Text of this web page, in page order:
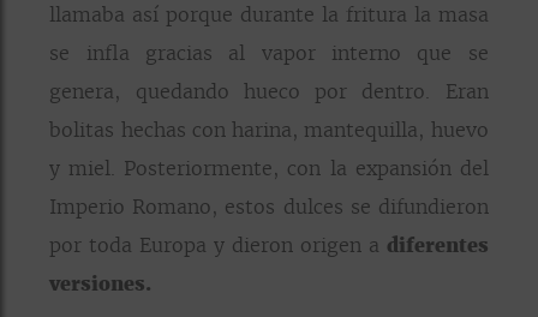
llamaba así porque durante la fritura la masa
se infla gracias al vapor interno que se
genera, quedando hueco por dentro. Eran
bolitas hechas con harina, mantequilla, huevo
y miel. Posteriormente, con la expansión del
Imperio Romano, estos dulces se difundieron
por toda Europa y dieron origen a diferentes
versiones.